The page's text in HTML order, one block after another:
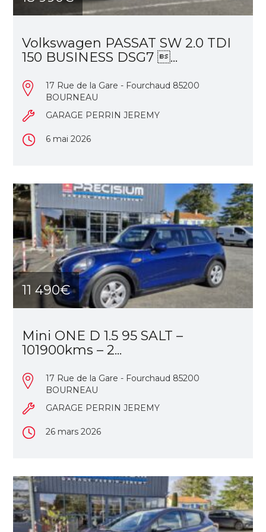
Volkswagen PASSAT SW 2.0 TDI
150 BUSINESS DSG7 ...
17 Rue de la Gare - Fourchaud 85200
BOURNEAU
GARAGE PERRIN JEREMY
6 mai 2026
11 490€
Mini ONE D 1.5 95 SALT –
101900kms – 2...
17 Rue de la Gare - Fourchaud 85200
BOURNEAU
GARAGE PERRIN JEREMY
26 mars 2026